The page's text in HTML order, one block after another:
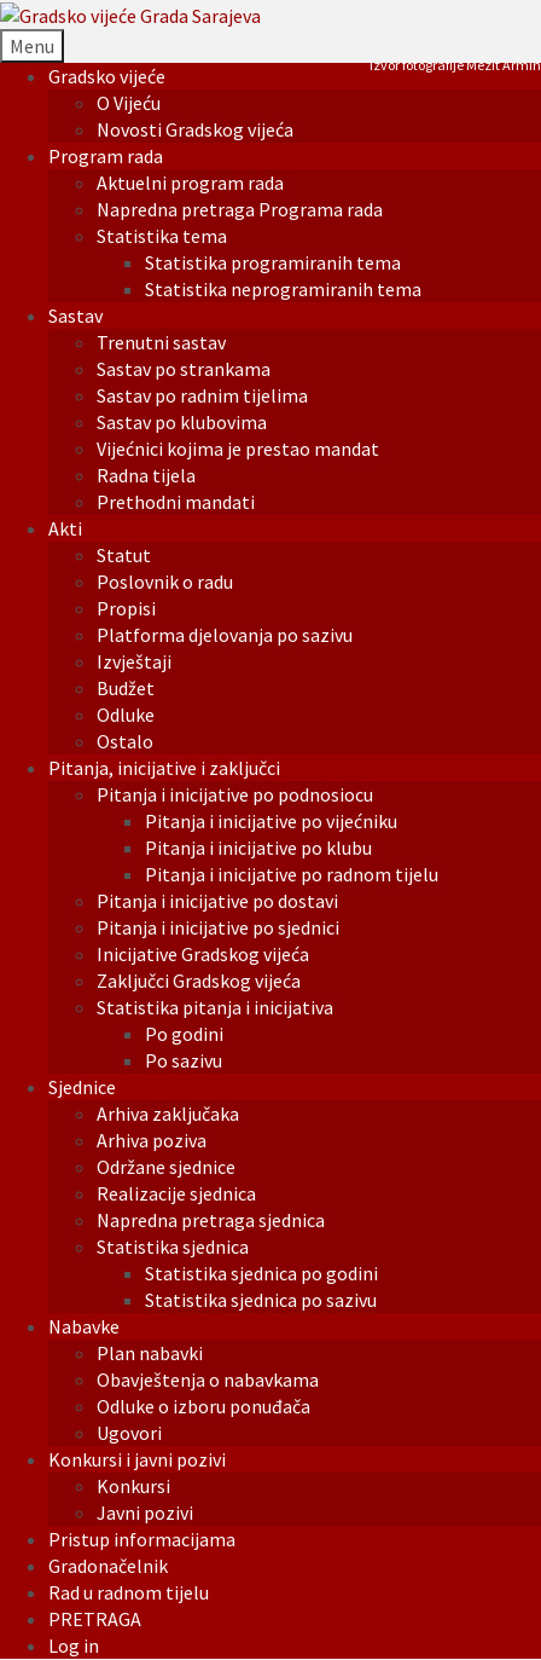
Menu
Gradsko vijeće
O Vijeću
Novosti Gradskog vijeća
Program rada
Aktuelni program rada
Napredna pretraga Programa rada
Statistika tema
Statistika programiranih tema
Statistika neprogramiranih tema
Sastav
Trenutni sastav
Sastav po strankama
Sastav po radnim tijelima
Sastav po klubovima
Vijećnici kojima je prestao mandat
Radna tijela
Prethodni mandati
Akti
Statut
Poslovnik o radu
Propisi
Platforma djelovanja po sazivu
Izvještaji
Budžet
Odluke
Ostalo
Pitanja, inicijative i zaključci
Pitanja i inicijative po podnosiocu
Pitanja i inicijative po vijećniku
Pitanja i inicijative po klubu
Pitanja i inicijative po radnom tijelu
Pitanja i inicijative po dostavi
Pitanja i inicijative po sjednici
Inicijative Gradskog vijeća
Zaključci Gradskog vijeća
Statistika pitanja i inicijativa
Po godini
Po sazivu
Sjednice
Arhiva zaključaka
Arhiva poziva
Održane sjednice
Realizacije sjednica
Napredna pretraga sjednica
Statistika sjednica
Statistika sjednica po godini
Statistika sjednica po sazivu
Nabavke
Plan nabavki
Obavještenja o nabavkama
Odluke o izboru ponuđača
Ugovori
Konkursi i javni pozivi
Konkursi
Javni pozivi
Pristup informacijama
Gradonačelnik
Rad u radnom tijelu
PRETRAGA
Log in
Izvor fotografije Mezit Armin